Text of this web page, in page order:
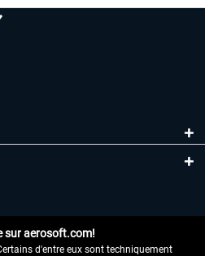
sur aerosoft.com!
d'entre eux sont techniquement